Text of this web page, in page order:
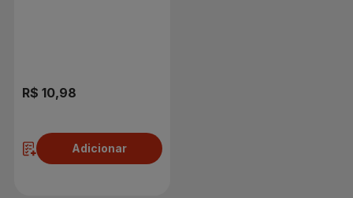
R$ 10,98
Adicionar